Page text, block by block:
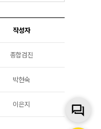
작성자
종합검진
박현숙
이은지